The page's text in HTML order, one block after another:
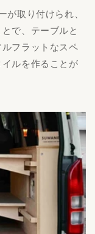
が取り付けられ、
で、テーブルと
フラットなスペ
ルを作ることが